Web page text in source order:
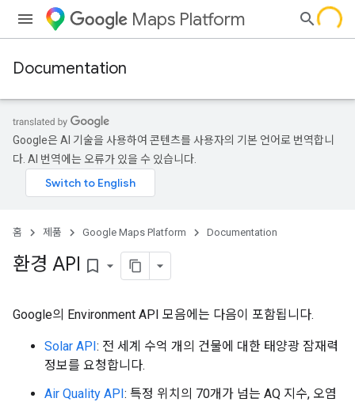
Maps Platform
Documentation
Google은 AI 기술을 사용하여 콘텐츠를 사용자의 기본 언어로 번역합니
다. AI 번역에는 오류가 있을 수 있습니다.
홈 제품 Google Maps Platform Documentation
환경 API bookmark_border
Google의 Environment API 모음에는 다음이 포함됩니다.
Solar API: 전 세계 수억 개의 건물에 대한 태양광 잠재력
정보를 요청합니다.
Air Quality API: 특정 위치의 70개가 넘는 AQ 지수, 오염